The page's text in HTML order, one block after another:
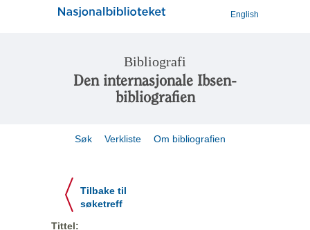
English
Bibliografi
Den internasjonale Ibsen-
bibliografien
Søk Verkliste Om bibliografien
Tilbake til
søketreff
Tittel: